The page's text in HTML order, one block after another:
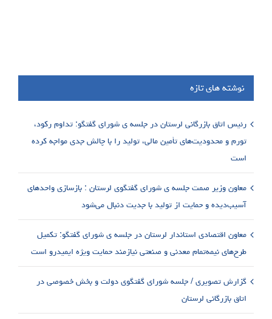
نوشته های تازه
رئیس اتاق بازرگانی لرستان در جلسه ی شورای گفتگو: تداوم رکود،
تورم و محدودیت‌های تأمین مالی، تولید را با چالش جدی مواجه کرده
است
معاون وزیر صمت جلسه ی شورای گفتگوی لرستان : بازسازی واحدهای
آسیب‌دیده و حمایت از تولید با جدیت دنبال می‌شود
معاون اقتصادی استاندار لرستان در جلسه ی شورای گفتگو: تکمیل
طرح‌های نیمه‌تمام معدنی و صنعتی نیازمند حمایت ویژه ایمیدرو است
گزارش تصویری / جلسه شورای گفتگوی دولت و بخش خصوصی در
اتاق بازرگانی لرستان